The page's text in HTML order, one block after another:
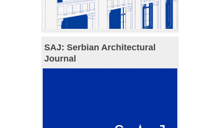
SAJ: Serbian Architectural
Journal